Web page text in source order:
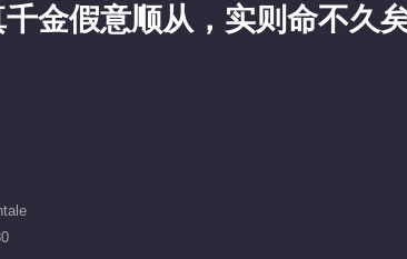
千金假意顺从，实则命不久